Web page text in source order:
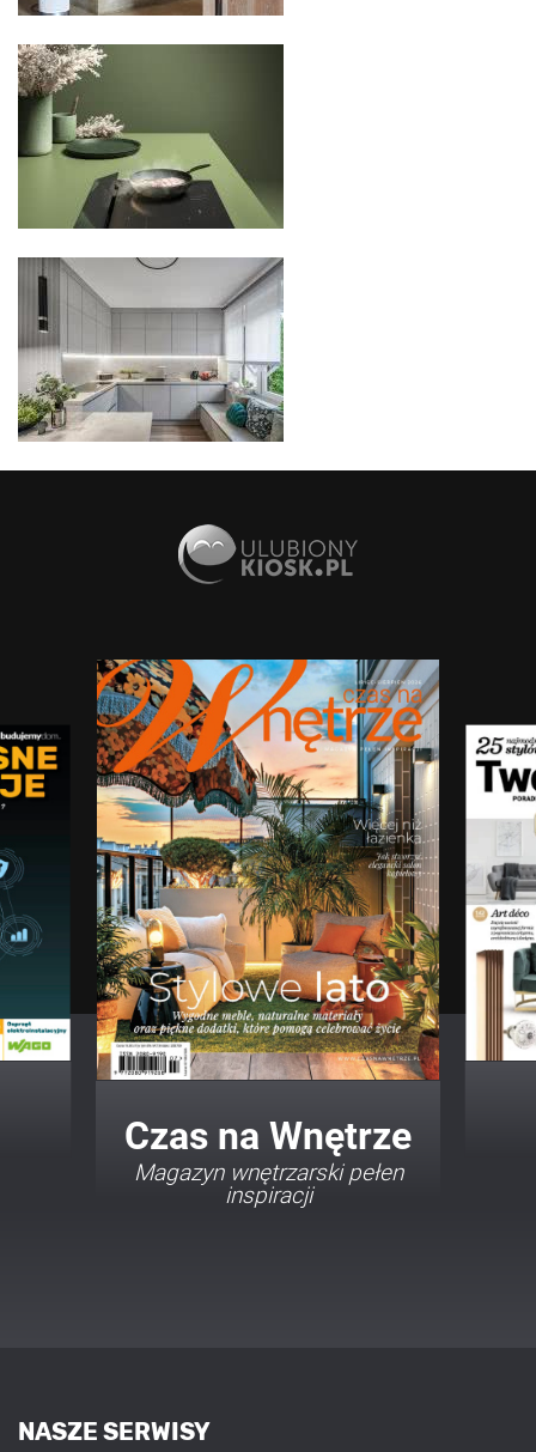
Twój Dom Twój Styl
Porady i inspiracje w
najmodniejszych stylach
NASZE SERWISY